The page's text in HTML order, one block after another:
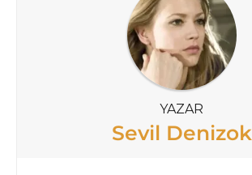
YAZAR
Sevil Denizok